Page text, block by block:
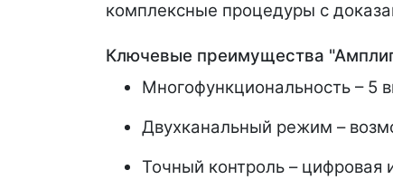
комплексные процедуры с
Ключевые преимущества
Многофункциональность – 5
Двухканальный режим –
Точный контроль – цифровая